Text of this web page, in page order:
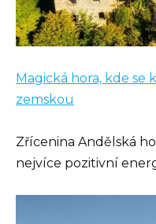
Magická hora, kde se
zemskou
Zřícenina Andělská
nejvíce pozitivní